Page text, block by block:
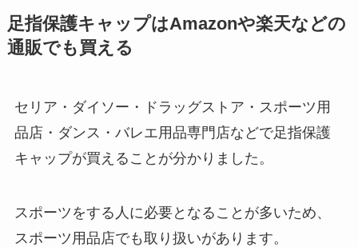
足指保護キャップはAmazonや楽天などの
通販でも買える
セリア・ダイソー・ドラッグストア・スポーツ用
品店・ダンス・バレエ用品専門店などで足指保護
キャップが買えることが分かりました。
スポーツをする人に必要となることが多いため、
スポーツ用品店でも取り扱いがあります。